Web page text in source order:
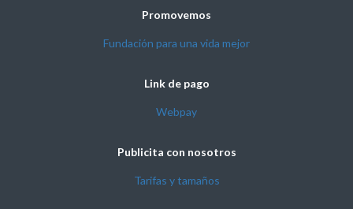
Promovemos
Fundación para una vida mejor
Link de pago
Webpay
Publicita con nosotros
Tarifas y tamaños